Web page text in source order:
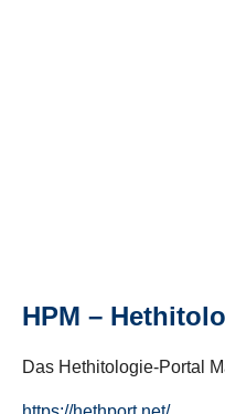
HPM –
Das Hethitologie-Portal